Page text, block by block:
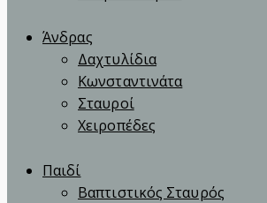
Άνδρας
Δαχτυλίδια
Κωνσταντινάτα
Σταυροί
Χειροπέδες
Παιδί
Βαπτιστικός Σταυρός